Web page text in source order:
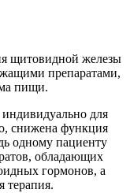
щитовидной железы
препаратами,
пищи.
индивидуально для
снижена функция
одному пациенту
обладающих
гормонов, а
терапия.